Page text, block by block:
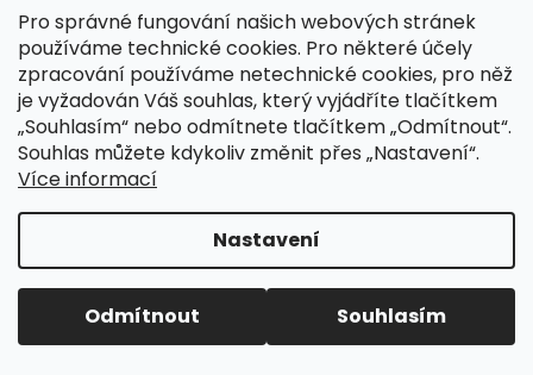
Pro správné fungování našich webových stránek
používáme technické cookies. Pro některé účely
zpracování používáme netechnické cookies, pro něž
je vyžadován Váš souhlas, který vyjádříte tlačítkem
„Souhlasím“ nebo odmítnete tlačítkem „Odmítnout“.
Souhlas můžete kdykoliv změnit přes „Nastavení“.
Více informací
Nastavení
Odmítnout Souhlasím
NIVEA MEN
NIVEA SUN
NO STRESS
NOHEL GARDEN
NORDICS
NUK
O.B.
OASIS